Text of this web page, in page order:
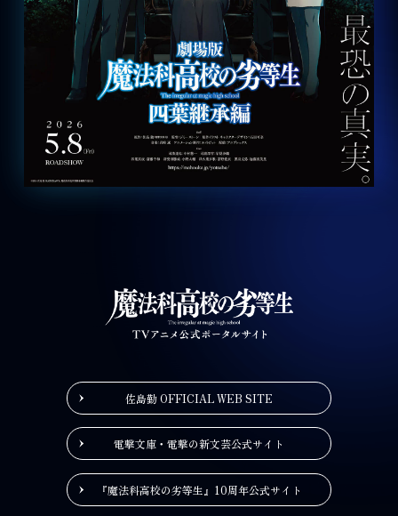
佐島勤 OFFICIAL WEB SITE
電撃文庫・電撃の新文芸公式サイト
『魔法科高校の劣等生』10周年公式サイト